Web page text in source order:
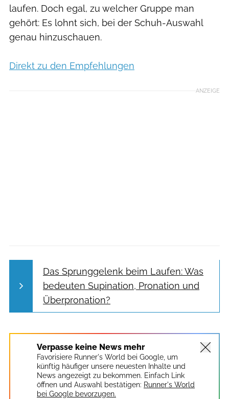
laufen. Doch egal, zu welcher Gruppe man
gehört: Es lohnt sich, bei der Schuh-Auswahl
genau hinzuschauen.
Direkt zu den Empfehlungen
ANZEIGE
Das Sprunggelenk beim Laufen: Was
bedeuten Supination, Pronation und
Überpronation?
Verpasse keine News mehr
Favorisiere Runner's World bei Google, um
künftig häufiger unsere neuesten Inhalte und
News angezeigt zu bekommen. Einfach Link
öffnen und Auswahl bestätigen: Runner's World
bei Google bevorzugen.